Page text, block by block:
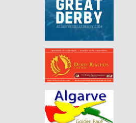
AGD WINTER RACE 2026 - 13B
DE-25-09521-124|65 EUR
AGD WINTER RACE 2026 - 13C
DE-25-07744-896|70 EUR
AGD WINTER RACE 2026 - 13B
DE-25-07744-749|85 EUR
AGD WINTER RACE 2026 - 13A
DE-25-01367-1944|500 EUR
AGD WINTER RACE 2026 - 13A